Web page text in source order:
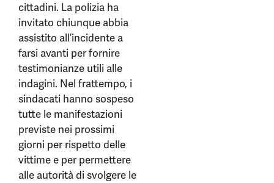
cittadini. La polizia ha
invitato chiunque abbia
assistito all’incidente a
farsi avanti per fornire
testimonianze utili alle
indagini. Nel frattempo, i
sindacati hanno sospeso
tutte le manifestazioni
previste nei prossimi
giorni per rispetto delle
vittime e per permettere
alle autorità di svolgere le